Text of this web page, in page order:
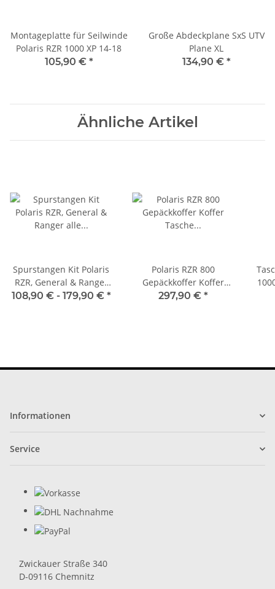
Montageplatte für Seilwinde
Polaris RZR 1000 XP 14-18
105,90 € *
Große Abdeckplane SxS UTV
Plane XL
134,90 € *
Ähnliche Artikel
Spurstangen Kit Polaris
RZR, General & Ranger
alle Modelle
108,90 € - 179,90 € *
Polaris RZR 800
Gepäckkoffer Koffer
Tasche Gepäckbox
297,90 € *
Informationen
Service
Zwickauer Straße 340
D-09116 Chemnitz